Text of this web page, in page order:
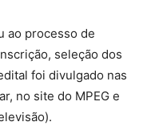
ao processo de
seleção dos
foi divulgado nas
no site do MPEG e